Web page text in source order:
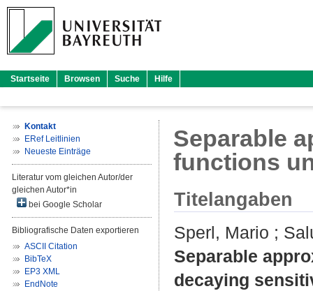
Startseite Browsen Suche Hilfe
Kontakt
ERef Leitlinien
Neueste Einträge
Literatur vom gleichen Autor/der
gleichen Autor*in
bei Google Scholar
Bibliografische Daten exportieren
ASCII Citation
BibTeX
EP3 XML
EndNote
Separable
functions
Titelangaben
Sperl, Mario ;
Separable
decaying